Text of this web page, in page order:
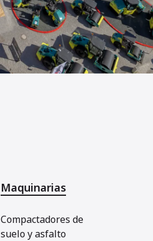
Maquinarias
Compactadores de
suelo y asfalto